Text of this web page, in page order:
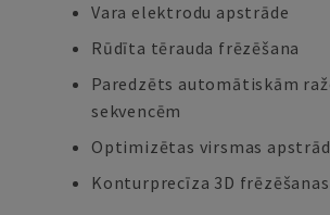
Vara elektrodu apstrāde
Rūdīta tērauda frēzēšana
Paredzēts automātiskām
sekvencēm
Optimizētas virsmas
Konturprecīza 3D